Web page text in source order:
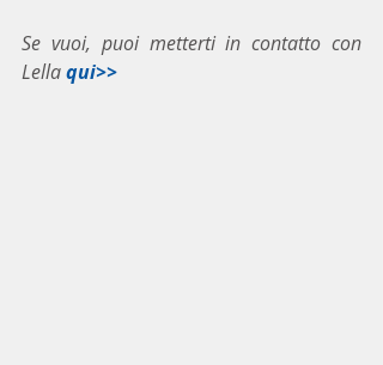
Se vuoi, puoi metterti in contatto con
Lella qui>>